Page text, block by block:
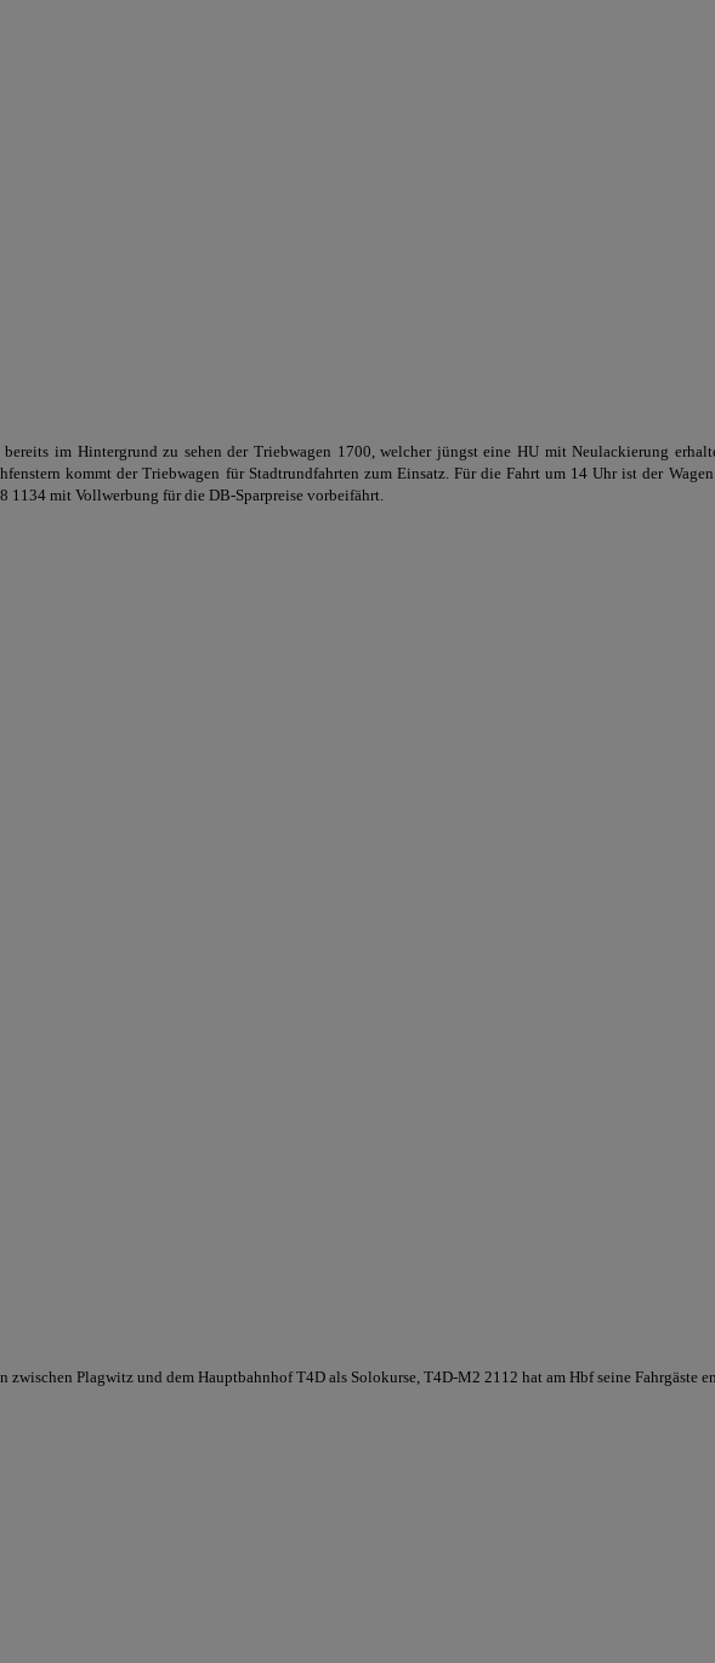
im Hintergrund zu sehen der Triebwagen 1700, welcher jüngst eine HU mit Neulackierung
kommt der Triebwagen für Stadtrundfahrten zum Einsatz. Für die Fahrt um 14 Uhr ist der
1134 mit Vollwerbung für die DB-Sparpreise vorbeifährt.
zwischen Plagwitz und dem Hauptbahnhof T4D als Solokurse, T4D-M2 2112 hat am Hbf seine Fahrgäste